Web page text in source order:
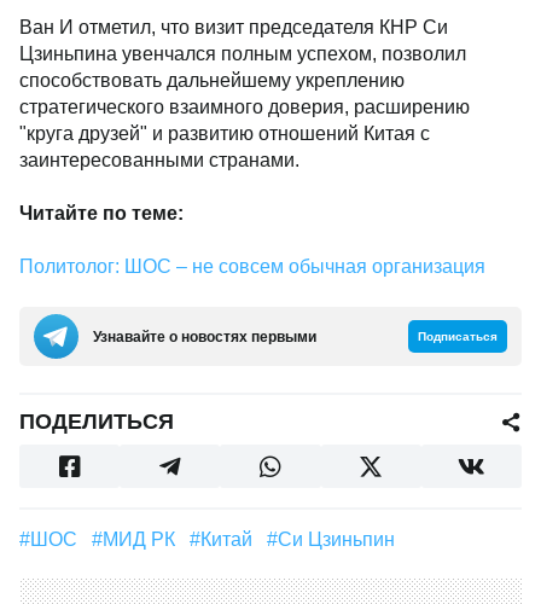
Ван И отметил, что визит председателя КНР Си
Цзиньпина увенчался полным успехом, позволил
способствовать дальнейшему укреплению
стратегического взаимного доверия, расширению
"круга друзей" и развитию отношений Китая с
заинтересованными странами.
Читайте по теме:
Политолог: ШОС – не совсем обычная организация
Узнавайте о новостях первыми Подписаться
ПОДЕЛИТЬСЯ
#ШОС #МИД РК #Китай #Си Цзиньпин